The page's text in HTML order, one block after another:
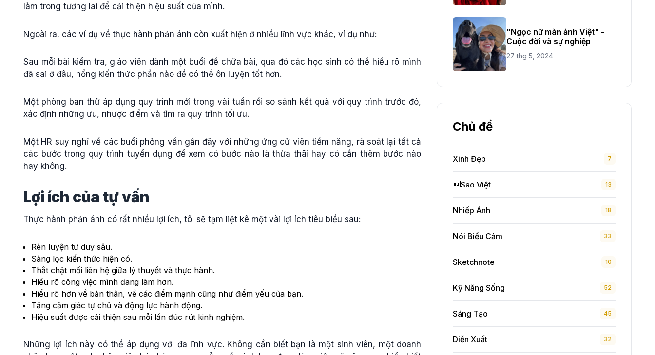
làm trong tương lai để cải thiện hiệu suất của mình.
Ngoài ra, các ví dụ về thực hành phản ánh còn xuất hiện ở nhiều lĩnh vực khác, ví dụ như:
Sau mỗi bài kiểm tra, giáo viên dành một buổi để chữa bài, qua đó các học sinh có thể hiểu rõ mình
đã sai ở đâu, hổng kiến thức phần nào để có thể ôn luyện tốt hơn.
Một phòng ban thử áp dụng quy trình mới trong vài tuần rồi so sánh kết quả với quy trình trước đó,
xác định những ưu, nhược điểm và tìm ra quy trình tối ưu.
Một HR suy nghĩ về các buổi phỏng vấn gần đây với những ứng cử viên tiềm năng, rà soát lại tất cả
các bước trong quy trình tuyển dụng để xem có bước nào là thừa thãi hay có cần thêm bước nào
hay không.
Lợi ích của tự vấn
Thực hành phản ánh có rất nhiều lợi ích, tôi sẽ tạm liệt kê một vài lợi ích tiêu biểu sau:
Rèn luyện tư duy sâu.
Sàng lọc kiến thức hiện có.
Thắt chặt mối liên hệ giữa lý thuyết và thực hành.
Hiểu rõ công việc mình đang làm hơn.
Hiểu rõ hơn về bản thân, về các điểm mạnh cũng như điểm yếu của bạn.
Tăng cảm giác tự chủ và động lực hành động.
Hiệu suất được cải thiện sau mỗi lần đúc rút kinh nghiệm.
Những lợi ích này có thể áp dụng với đa lĩnh vực. Không cần biết bạn là một sinh viên, một doanh
"Ngọc nữ màn ảnh Việt" -
Cuộc đời và sự nghiệp
27 thg 5, 2024
Chủ đề
Xinh Đẹp 7
Sao Việt 13
Nhiếp Ảnh 18
Nói Biểu Cảm 33
Sketchnote 10
Kỹ Năng Sống 52
Sáng Tạo 45
Diễn Xuất 32